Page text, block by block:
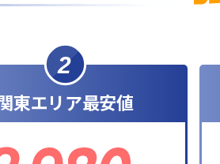
2
東エリア最安値